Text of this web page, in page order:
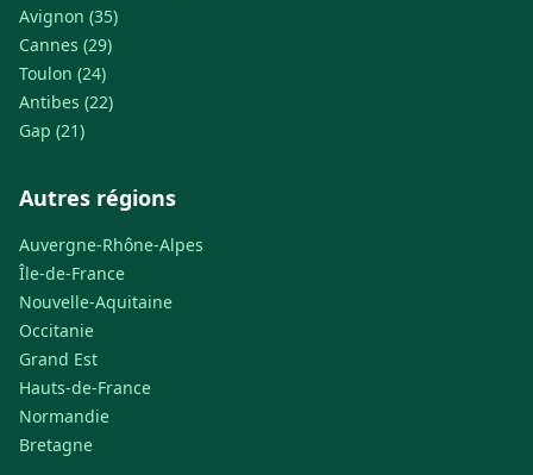
Avignon (35)
Cannes (29)
Toulon (24)
Antibes (22)
Gap (21)
Autres régions
Auvergne-Rhône-Alpes
Île-de-France
Nouvelle-Aquitaine
Occitanie
Grand Est
Hauts-de-France
Normandie
Bretagne